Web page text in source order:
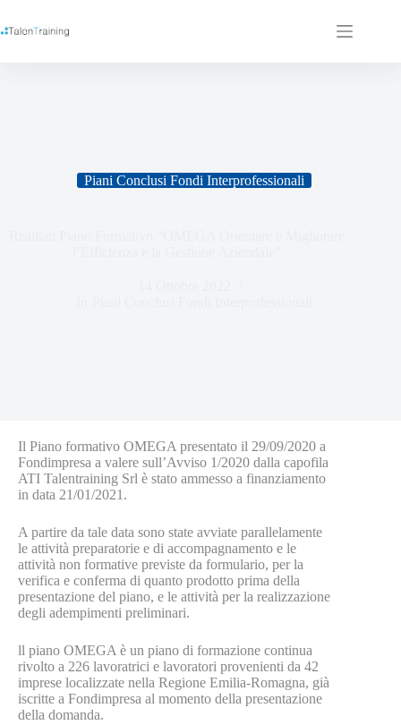
Piani Conclusi Fondi Interprofessionali
Il Piano formativo OMEGA presentato il 29/09/2020 a
Fondimpresa a valere sull’Avviso 1/2020 dalla capofila
ATI Talentraining Srl è stato ammesso a finanziamento
in data 21/01/2021.
A partire da tale data sono state avviate parallelamente
le attività preparatorie e di accompagnamento e le
attività non formative previste da formulario, per la
verifica e conferma di quanto prodotto prima della
presentazione del piano, e le attività per la realizzazione
degli adempimenti preliminari.
ll piano OMEGA è un piano di formazione continua
rivolto a 226 lavoratrici e lavoratori provenienti da 42
imprese localizzate nella Regione Emilia-Romagna, già
iscritte a Fondimpresa al momento della presentazione
della domanda.